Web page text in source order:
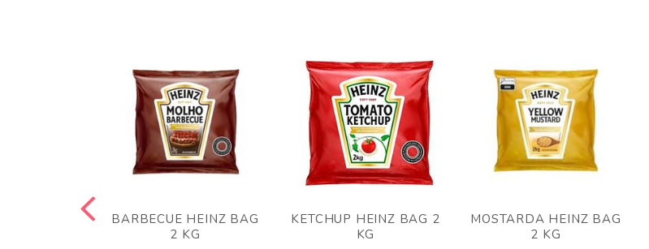
BARBECUE HEINZ BAG
2 KG
KETCHUP HEINZ BAG 2
KG
MOSTARDA HEINZ BAG
2 KG